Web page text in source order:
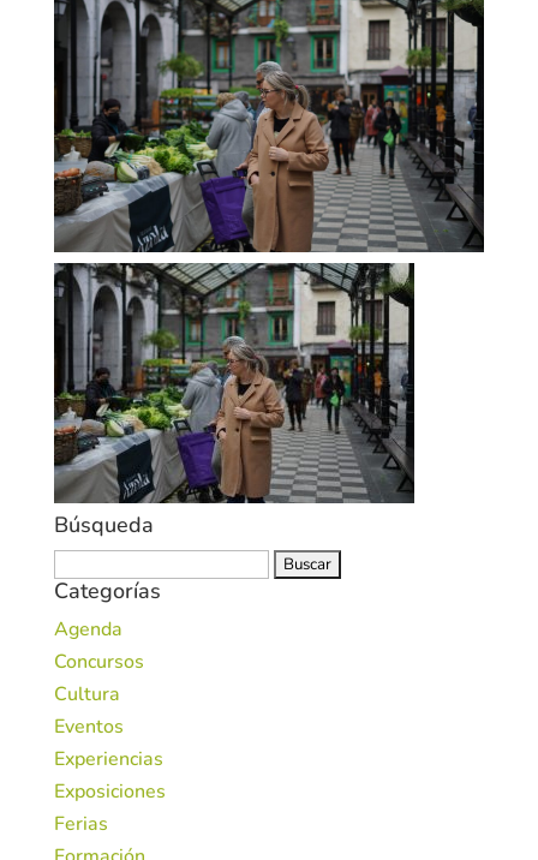
Búsqueda
Categorías
Agenda
Concursos
Cultura
Eventos
Experiencias
Exposiciones
Ferias